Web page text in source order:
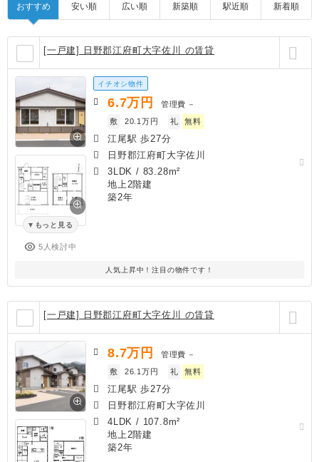
おすすめ 安い順 広い順 新築順 駅近順 新着順
[一戸建] 日野郡江府町大字佐川 の賃貸
もっと見る
5人検討中
イチオシ物件
6.7万円 管理費 －
敷
20.1万円 礼 無料
江尾駅 歩27分
日野郡江府町大字佐川
3LDK / 83.28m²
地上2階建
築2年
人気上昇中！注目の物件です！
[一戸建] 日野郡江府町大字佐川 の賃貸
8.7万円 管理費 －
敷
26.1万円 礼 無料
江尾駅 歩27分
日野郡江府町大字佐川
4LDK / 107.8m²
地上2階建
築2年